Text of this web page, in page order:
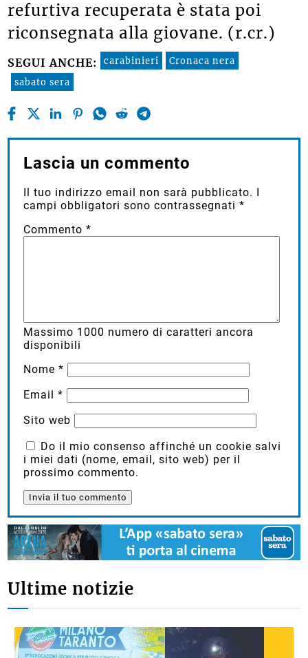
refurtiva recuperata è stata poi
riconsegnata alla giovane. (r.cr.)
SEGUI ANCHE: carabinieri
Cronaca nera
sabato sera
Lascia un commento
Il tuo indirizzo email non sarà pubblicato.
campi obbligatori sono contrassegnati*
Commento*
Massimo 1000 numero di caratteri ancora
disponibili
Nome*
Email*
Sito web
Do il mio consenso affinché un cookie salvi
i miei dati (nome, email, sito web) per il
prossimo commento.
Ultime notizie